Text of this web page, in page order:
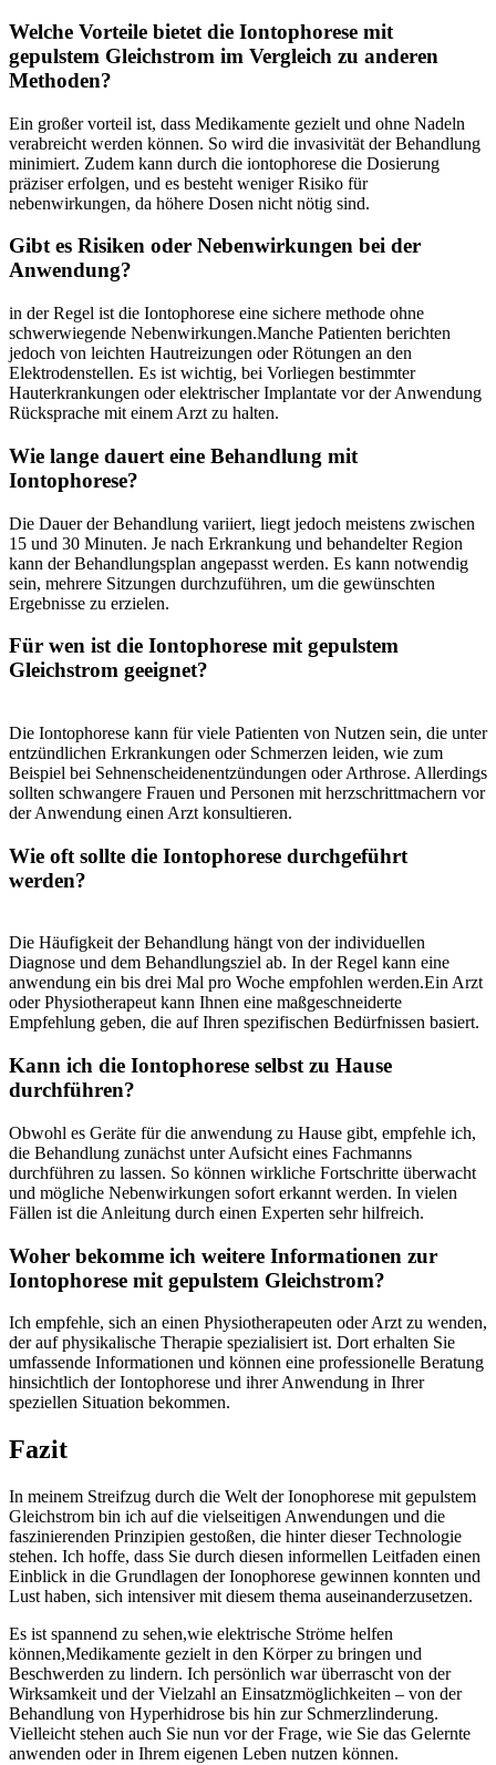
Welche Vorteile bietet die Iontophorese mit
gepulstem Gleichstrom im Vergleich zu anderen
‍Methoden?
Ein großer vorteil ⁢ist, dass⁤ Medikamente gezielt und ohne⁤ Nadeln
⁣verabreicht werden können. So wird die invasivität ‍der Behandlung
minimiert. ⁢Zudem kann durch die iontophorese die Dosierung
⁢präziser erfolgen, und es besteht weniger Risiko ​für
nebenwirkungen, ​da höhere Dosen nicht nötig sind.
Gibt ​es⁤ Risiken oder Nebenwirkungen bei ‍der
Anwendung?
in der Regel ist ⁤die Iontophorese eine‌ sichere methode ohne
schwerwiegende Nebenwirkungen.Manche Patienten berichten
jedoch von leichten​ Hautreizungen oder ⁢Rötungen an ⁤den
Elektrodenstellen. Es ist‌ wichtig, bei Vorliegen bestimmter
Hauterkrankungen‌ oder elektrischer Implantate vor ⁣der Anwendung​
Rücksprache mit einem Arzt​ zu halten.
Wie lange dauert eine Behandlung mit
Iontophorese?
Die Dauer der Behandlung variiert, liegt jedoch meistens zwischen
‌15 und 30 Minuten. Je‌ nach Erkrankung und behandelter Region
kann der Behandlungsplan angepasst⁤ werden. Es kann notwendig
⁤sein, mehrere Sitzungen⁢ durchzuführen, um die ‍gewünschten
Ergebnisse ⁤zu ⁢erzielen.
Für wen ist die ⁤Iontophorese ​mit⁤ gepulstem⁣
Gleichstrom geeignet?
Die Iontophorese kann ‍für viele Patienten​ von Nutzen sein, die unter
​entzündlichen⁢ Erkrankungen oder ‍Schmerzen leiden, wie zum ​
Beispiel bei Sehnenscheidenentzündungen oder Arthrose.⁣ Allerdings
sollten schwangere Frauen und Personen mit herzschrittmachern ⁣vor
der Anwendung​ einen Arzt konsultieren.
Wie oft ​sollte die Iontophorese durchgeführt
werden?
Die Häufigkeit der Behandlung ⁢hängt von der⁤ individuellen‌
Diagnose ‌und ​dem Behandlungsziel ab. In der Regel‍ kann eine
anwendung⁤ ein bis ⁢drei Mal pro Woche empfohlen werden.Ein Arzt
‍oder ​Physiotherapeut kann​ Ihnen ⁣eine maßgeschneiderte
Empfehlung ⁢geben, die auf Ihren spezifischen ⁢Bedürfnissen basiert.
Kann ‍ich die Iontophorese selbst zu‍ Hause
‌durchführen?
Obwohl⁤ es Geräte‍ für die ‌anwendung zu Hause gibt, empfehle ich,
die ⁢Behandlung zunächst⁢ unter Aufsicht eines ‍Fachmanns
durchführen zu lassen.⁤ So können⁢ wirkliche Fortschritte ⁤überwacht
und mögliche Nebenwirkungen sofort erkannt ‍werden. ⁣In vielen​
Fällen ist die Anleitung durch einen Experten sehr hilfreich.
Woher bekomme​ ich weitere Informationen zur
Iontophorese mit gepulstem Gleichstrom?
Ich ‍empfehle,⁣ sich an einen Physiotherapeuten ⁢oder Arzt zu wenden,
der auf physikalische Therapie ⁢spezialisiert ist. Dort erhalten Sie⁤
umfassende⁢ Informationen​ und⁤ können⁣ eine professionelle ⁣Beratung
hinsichtlich der Iontophorese und⁣ ihrer Anwendung ​in Ihrer
⁣speziellen ⁤Situation bekommen.​
Fazit
In meinem Streifzug ⁢durch die⁤ Welt ​der Ionophorese mit ⁤gepulstem
Gleichstrom bin ich auf die vielseitigen Anwendungen und die
faszinierenden Prinzipien gestoßen, die hinter‍ dieser Technologie
stehen. Ich⁤ hoffe, dass Sie durch diesen⁣ informellen Leitfaden einen⁤
Einblick in die⁣ Grundlagen der‍ Ionophorese gewinnen konnten und
Lust ‍haben, sich intensiver mit diesem thema auseinanderzusetzen.
Es ist spannend zu sehen,wie elektrische Ströme⁤ helfen
können,Medikamente gezielt in den Körper zu bringen​ und
Beschwerden zu lindern. Ich persönlich ⁢war überrascht von der
Wirksamkeit und⁣ der Vielzahl an Einsatzmöglichkeiten – von ​der
⁣Behandlung von Hyperhidrose‌ bis ‍hin zur Schmerzlinderung.
Vielleicht stehen⁣ auch⁤ Sie nun‌ vor der Frage, wie Sie ⁤das Gelernte ​
anwenden oder in⁤ Ihrem ⁤eigenen Leben nutzen können.